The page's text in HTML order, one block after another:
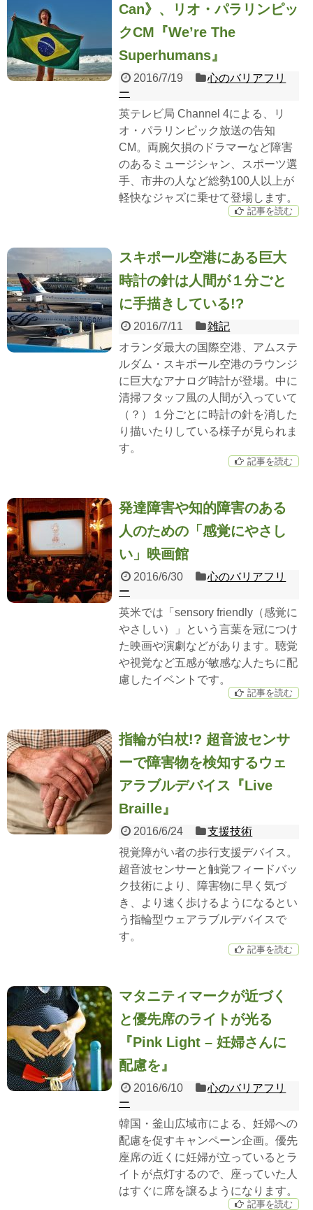
Can》、リオ・パラリンピッ
クCM『We’re The
Superhumans』
2016/7/19
心のバリアフリ
ー
英テレビ局 Channel 4による、リ
オ・パラリンピック放送の告知
CM。両腕欠損のドラマーなど障害
のあるミュージシャン、スポーツ選
手、市井の人など総勢100人以上が
軽快なジャズに乗せて登場します。
記事を読む
スキポール空港にある巨大
時計の針は人間が１分ごと
に手描きしている!?
2016/7/11
雑記
オランダ最大の国際空港、アムステ
ルダム・スキポール空港のラウンジ
に巨大なアナログ時計が登場。中に
清掃フタッフ風の人間が入っていて
（？）１分ごとに時計の針を消した
り描いたりしている様子が見られま
す。
記事を読む
発達障害や知的障害のある
人のための「感覚にやさし
い」映画館
2016/6/30
心のバリアフリ
ー
英米では「sensory friendly（感覚に
やさしい）」という言葉を冠につけ
た映画や演劇などがあります。聴覚
や視覚など五感が敏感な人たちに配
慮したイベントです。
記事を読む
指輪が白杖!? 超音波センサ
ーで障害物を検知するウェ
アラブルデバイス『Live
Braille』
2016/6/24
支援技術
視覚障がい者の歩行支援デバイス。
超音波センサーと触覚フィードバッ
ク技術により、障害物に早く気づ
き、より速く歩けるようになるとい
う指輪型ウェアラブルデバイスで
す。
記事を読む
マタニティマークが近づく
と優先席のライトが光る
『Pink Light – 妊婦さんに
配慮を』
2016/6/10
心のバリアフリ
ー
韓国・釜山広域市による、妊婦への
配慮を促すキャンペーン企画。優先
座席の近くに妊婦が立っているとラ
イトが点灯するので、座っていた人
はすぐに席を譲るようになります。
記事を読む